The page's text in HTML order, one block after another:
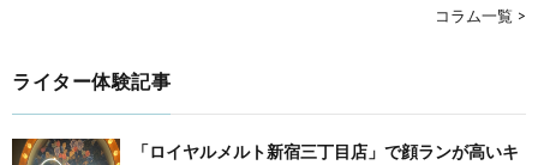
コラム一覧 >
ライター体験記事
「ロイヤルメルト新宿三丁目店」で顔ランが高いキ